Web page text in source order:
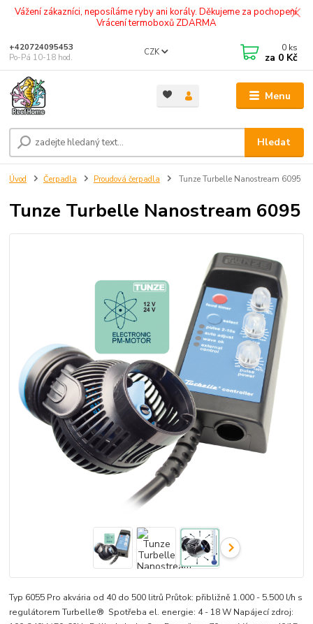
Vážení zákazníci, neposíláme ryby ani korály. Děkujeme za pochopení.
Vrácení termoboxů ZDARMA
Menu
CZK
Hledat
+420724095453
Po-Pá 10-18 hod.
0 ks
za 0 Kč
Úvod Čerpadla Proudová čerpadla Tunze Turbelle Nanostream 6095
Tunze Turbelle Nanostream 6095
Typ 6055 Pro akvária od 40 do 500 litrů Průtok: přibližně 1.000 - 5.500 l/h s
regulátorem Turbelle® Spotřeba el. energie: 4 - 18 W Napájecí zdroj: